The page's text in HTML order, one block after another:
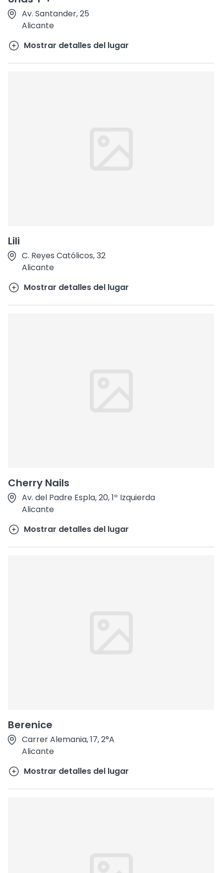
Av. Santander, 25
Alicante
Mostrar detalles del lugar
Lili
C. Reyes Católicos, 32
Alicante
Mostrar detalles del lugar
Cherry Nails
Av. del Padre Espla, 20, 1º Izquierda
Alicante
Mostrar detalles del lugar
Berenice
Carrer Alemania, 17, 2°A
Alicante
Mostrar detalles del lugar